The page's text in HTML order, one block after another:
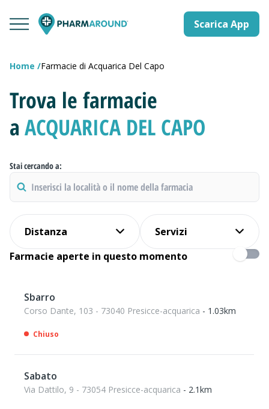
Scarica App
Home Farmacie di Acquarica Del Capo
Trova le farmacie
a ACQUARICA DEL CAPO
Stai cercando a:
Distanza
Servizi
Farmacie aperte in questo momento
Sbarro
Corso Dante, 103 - 73040 Presicce-acquarica - 1.03km
Chiuso
Sabato
Via Dattilo, 9 - 73054 Presicce-acquarica - 2.1km